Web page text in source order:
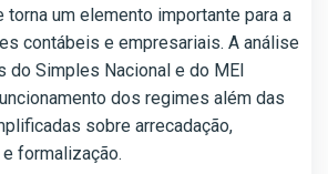
um elemento importante para a
contábeis e empresariais. A análise
do Simples Nacional e do MEI
dos regimes além das
sobre arrecadação,
formalização.